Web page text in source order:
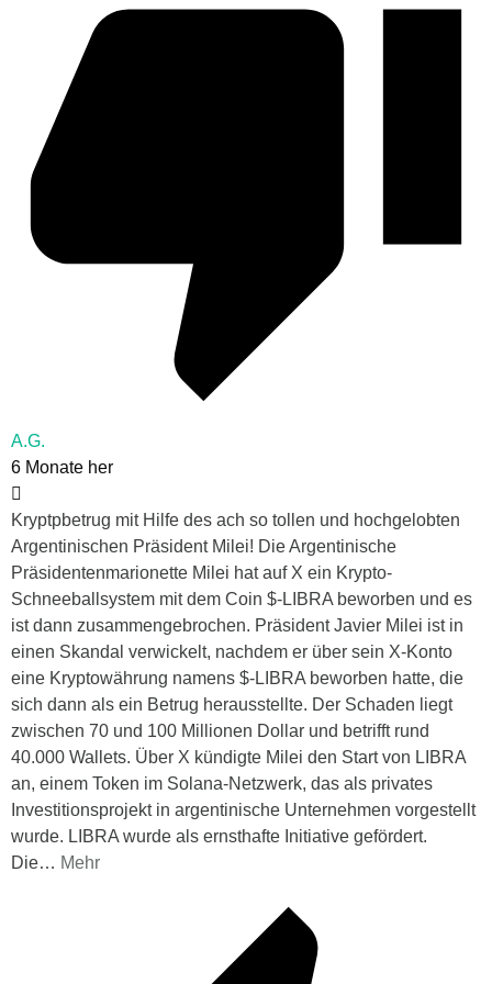
A.G.
6 Monate her
Kryptpbetrug mit Hilfe des ach so tollen und hochgelobten
Argentinischen Präsident Milei! Die Argentinische
Präsidentenmarionette Milei hat auf X ein Krypto-
Schneeballsystem mit dem Coin $-LIBRA beworben und es
ist dann zusammengebrochen. Präsident Javier Milei ist in
einen Skandal verwickelt, nachdem er über sein X-Konto
eine Kryptowährung namens $-LIBRA beworben hatte, die
sich dann als ein Betrug herausstellte. Der Schaden liegt
zwischen 70 und 100 Millionen Dollar und betrifft rund
40.000 Wallets. Über X kündigte Milei den Start von LIBRA
an, einem Token im Solana-Netzwerk, das als privates
Investitionsprojekt in argentinische Unternehmen vorgestellt
wurde. LIBRA wurde als ernsthafte Initiative gefördert.
Die… Mehr